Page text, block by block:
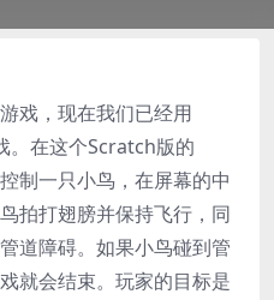
戏，现在我们已经用
。在这个Scratch版的
制一只小鸟，在屏幕的中
拍打翅膀并保持飞行，同
道障碍。如果小鸟碰到管
就会结束。玩家的目标是